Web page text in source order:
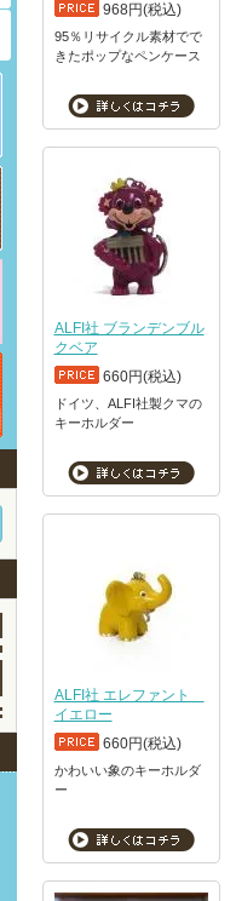
968円(税込)
95％リサイクル素材でで
きたポップなペンケース
ALFI社 ブランデンブル
クベア
660円(税込)
ドイツ、ALFI社製クマの
キーホルダー
ALFI社 エレファント
イエロー
660円(税込)
かわいい象のキーホルダ
ー